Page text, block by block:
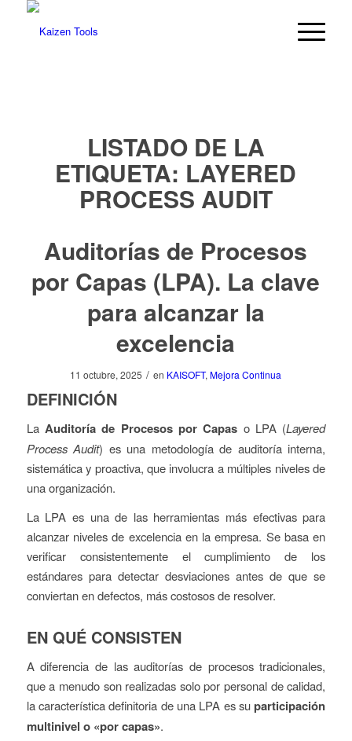
LISTADO DE LA
ETIQUETA: LAYERED
PROCESS AUDIT
Auditorías de Procesos
por Capas (LPA). La clave
para alcanzar la
excelencia
11 octubre, 2025 / en KAISOFT, Mejora Continua
DEFINICIÓN
La Auditoría de Procesos por Capas o LPA (Layered
Process Audit) es una metodología de auditoría interna,
sistemática y proactiva, que involucra a múltiples niveles de
una organización.
La LPA es una de las herramientas más efectivas para
alcanzar niveles de excelencia en la empresa. Se basa en
verificar consistentemente el cumplimiento de los
estándares para detectar desviaciones antes de que se
conviertan en defectos, más costosos de resolver.
EN QUÉ CONSISTEN
A diferencia de las auditorías de procesos tradicionales,
que a menudo son realizadas solo por personal de calidad,
la característica definitoria de una LPA es suparticipación
multinivel o «por capas».